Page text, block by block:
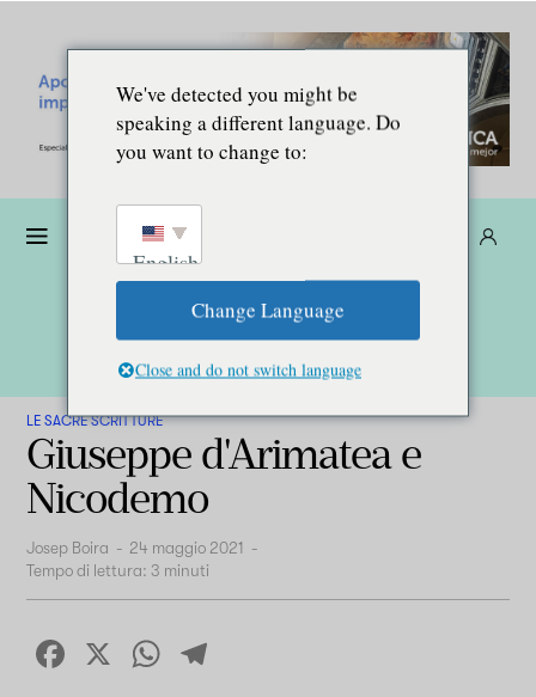
LE SACRE SCRITTURE
Giuseppe d'Arimatea e
Nicodemo
Josep Boira - 24 maggio 2021 -
Tempo di lettura: 3 minuti
Facebook
X WhatsApp
We've detected you might be
speaking a different language. Do
you want to change to:
English
Change Language
Close and do not switch language